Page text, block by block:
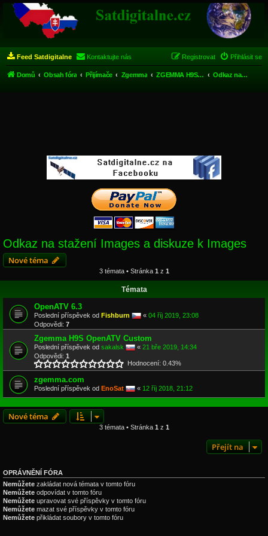
Feed Satdigitalne Kontaktujte nás Přihlásit se
Registrovat
Domů Obsah fóra Přijímače Zgemma ZGEMMA H9S DVB-S2 4K Ultra HD Odkaz na stažení Images a diskuze k Images
Odkaz na stažení Images a diskuze k Images
Nové téma
3 témata • Stránka 1 z 1
Témata
OpenATV 6.3
Poslední příspěvek od Fishburn « 04 říj 2019, 23:08
Odpovědi: 7
Zgemma H9S OpenATV Custom
Poslední příspěvek od sakalsk « 21 bře 2019, 14:34
Odpovědi: 1
Hodnocení: 0.43%
zgemma.com
Poslední příspěvek od EnoSat « 12 říj 2018, 21:12
Nové téma
3 témata • Stránka 1 z 1
Přejít na
OPRÁVNĚNÍ FÓRA
Nemůžete zakládat nová témata v tomto fóru
Nemůžete odpovídat v tomto fóru
Nemůžete upravovat své příspěvky v tomto fóru
Nemůžete mazat své příspěvky v tomto fóru
Nemůžete přikládat soubory v tomto fóru